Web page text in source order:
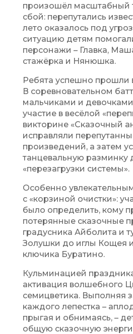
произошёл масштабный
сбой: перепутались
лето оказалось под
ситуацию детям
персонажи – Главка,
стажёрка и Нянюшка.
Ребята успешно прошли
В соревновательном
мальчиками и
участие в весёлой
викторине «Сказочный
исправляли
произведений, а затем
танцевальную разминку
«перезагрузки системы».
Особенно
с «корзиной очистки»:
было определить, кому
потерянные сказочные
градусника Айболита и
Золушки до иглы Кощея
ключика Буратино.
Кульминацией
активация волшебного
семицветика. Выполняя
каждого лепестка –
прыгая и обнимаясь, –
общую сказочную